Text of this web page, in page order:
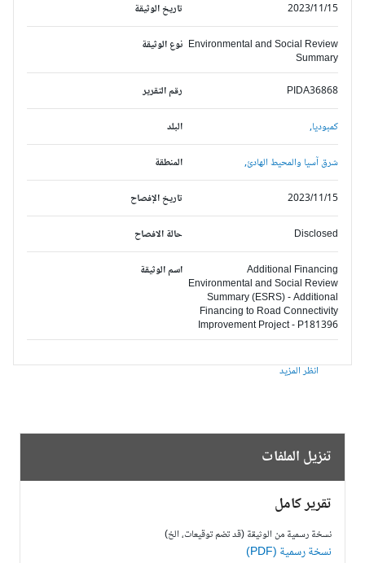
تاريخ الوثيقة 2023/11/15
نوع الوثيقة Environmental and Social Review
Summary
رقم التقرير
PIDA36868
البلد كمبوديا,
المنطقة شرق آسيا والمحيط الهادئ,
تاريخ الإفصاح 2023/11/15
حالة الافصاح Disclosed
اسم الوثيقة
Additional Financing
Environmental and Social Review
Summary (ESRS) - Additional
Financing to Road Connectivity
Improvement Project - P181396
انظر المزيد
تنزيل الملفات
تقرير كامل
نسخة رسمية من الوثيقة (قد تضم توقيعات، الخ)
نسخة رسمية (PDF)